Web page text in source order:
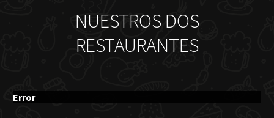
NUESTROS DOS
RESTAURANTES
Error